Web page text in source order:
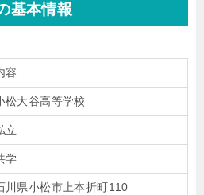
基本情報
容
松大谷高等学校
立
学
川県小松市上本折町110